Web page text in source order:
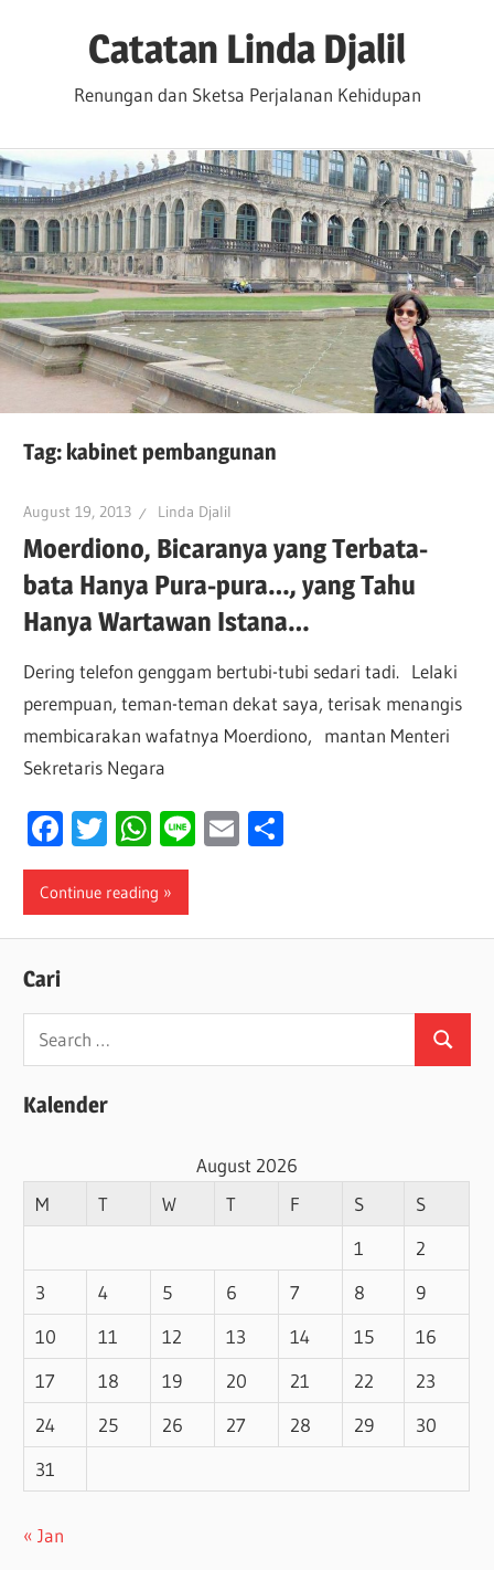
Catatan Linda Djalil
Renungan dan Sketsa Perjalanan Kehidupan
Tag: kabinet pembangunan
August 19, 2013 Linda Djalil
Moerdiono, Bicaranya yang Terbata-
bata Hanya Pura-pura…, yang Tahu
Hanya Wartawan Istana…
Dering telefon genggam bertubi-tubi sedari tadi. Lelaki
perempuan, teman-teman dekat saya, terisak menangis
membicarakan wafatnya Moerdiono, mantan Menteri
Sekretaris Negara
Facebook
Twitter
WhatsApp
LineEmail
Continue reading
Cari
Search
for:
Search
Kalender
August 2026
M
T W T F S
S
1
2
3
4 5 6 7 8
9
10
11 12 13 14 15
16
17
18 19 20 21 22
23
24
25 26 27 28 29
30
31
« Jan